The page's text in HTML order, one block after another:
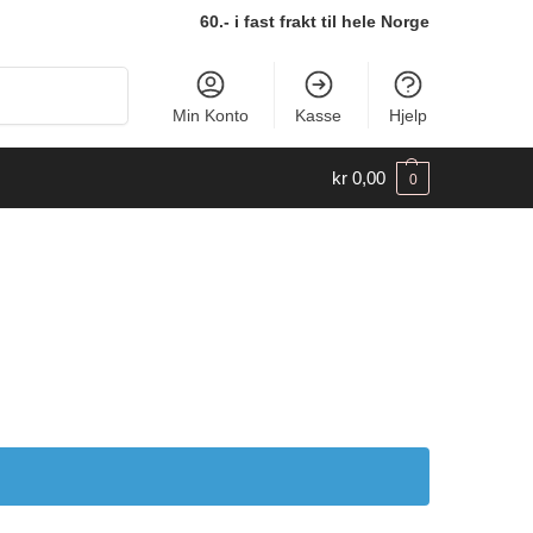
60.- i fast frakt til hele Norge
Min Konto Kasse Hjelp
kr 0,00 0